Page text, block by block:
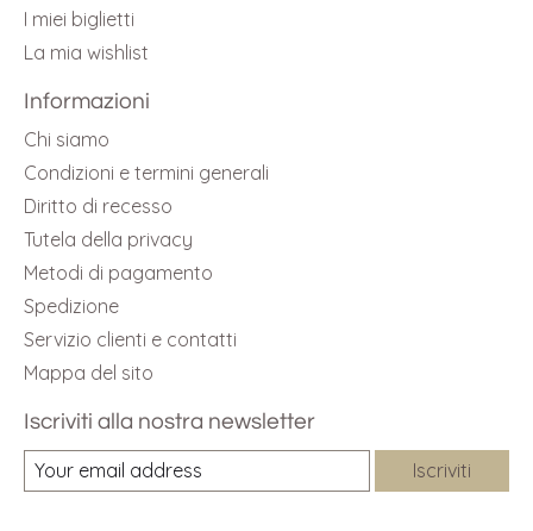
I miei biglietti
La mia wishlist
Informazioni
Chi siamo
Condizioni e termini generali
Diritto di recesso
Tutela della privacy
Metodi di pagamento
Spedizione
Servizio clienti e contatti
Mappa del sito
Iscriviti alla nostra newsletter
Iscriviti